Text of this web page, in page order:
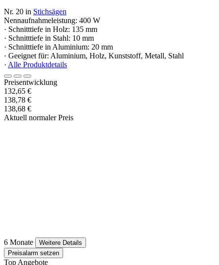
Nr. 20 in Stichsägen
Nennaufnahmeleistung: 400 W
· Schnitttiefe in Holz: 135 mm
· Schnitttiefe in Stahl: 10 mm
· Schnitttiefe in Aluminium: 20 mm
· Geeignet für: Aluminium, Holz, Kunststoff, Metall, Stahl
· Alle Produktdetails
Preisentwicklung
132,65 €
138,78 €
138,68 €
Aktuell normaler Preis
6 Monate
Weitere Details
Preisalarm setzen
Top Angebote